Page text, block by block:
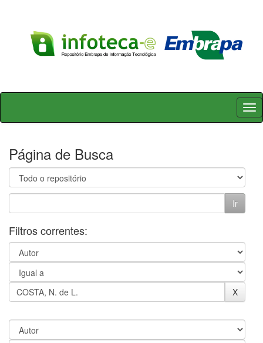
Skip
Página de Busca
Filtros correntes: